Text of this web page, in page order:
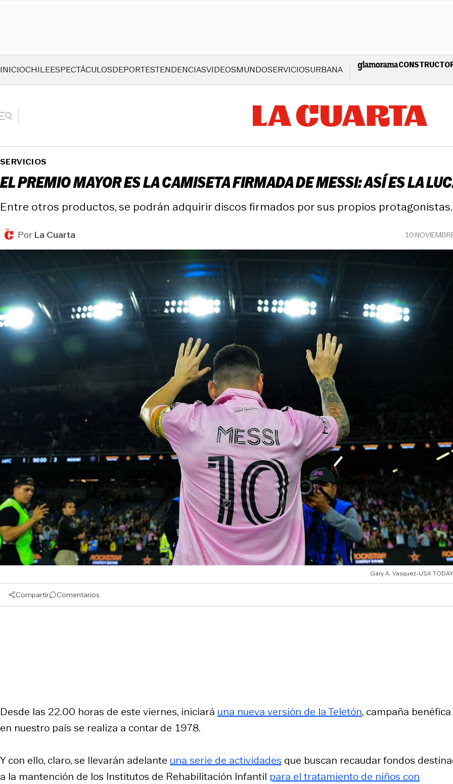
INICIOCHILEESPECTÁCULOSDEPORTESTENDENCIASVIDEOSMUNDOSERVICIOSURBANA
SERVICIOS
EL PREMIO MAYOR ES LA CAMISETA FIRMADA DE MESSI: ASÍ ES LA
Entre otros productos, se podrán adquirir discos firmados por sus propios
PorLa Cuarta 10
Gary A. Vasquez-USA
Compartir Comentarios
Desde las 22.00 horas de este viernes, iniciará una nueva versión de la Teletón, campaña
en nuestro país se realiza a contar de 1978.
Y con ello, claro, se llevarán adelante una serie de actividades que buscan recaudar fondos
a la mantención de los Institutos de Rehabilitación Infantil para el tratamiento de niños con